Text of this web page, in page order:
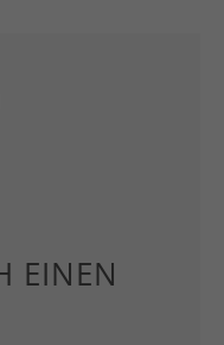
EINEN